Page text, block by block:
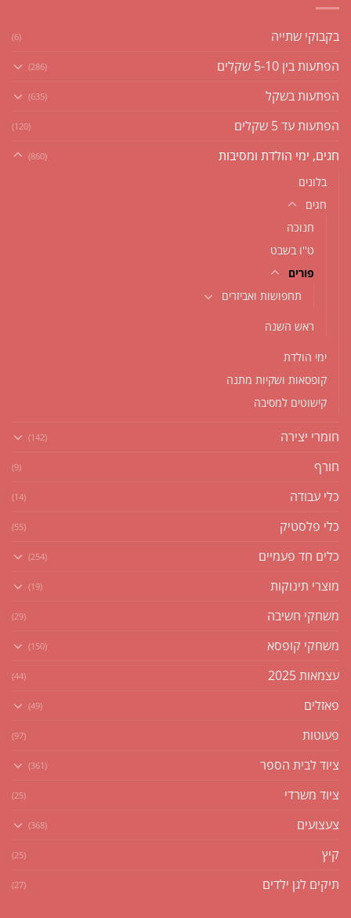
בקבוקי שתייה (6)
הפתעות בין 5-10 שקלים (286)
הפתעות בשקל (635)
הפתעות עד 5 שקלים (120)
חגים, ימי הולדת ומסיבות (860)
בלונים
חגים
חנוכה
ט''ו בשבט
פורים
תחפושות ואביזרים
ראש השנה
ימי הולדת
קופסאות ושקיות מתנה
קישוטים למסיבה
חומרי יצירה (142)
חורף (9)
כלי עבודה (14)
כלי פלסטיק (55)
כלים חד פעמיים (254)
מוצרי תינוקות (19)
משחקי חשיבה (29)
משחקי קופסא (150)
עצמאות 2025 (44)
פאזלים (49)
פעוטות (97)
ציוד לבית הספר (361)
ציוד משרדי (25)
צעצועים (368)
קיץ (25)
תיקים לגן ילדים (27)